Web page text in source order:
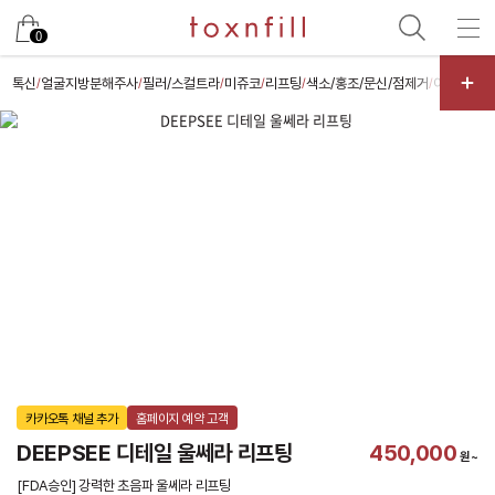
0
톡신/얼굴지방분해주사/필러/스컬트라/미쥬코/리프팅/색소/홍조/문신/점제거/여드름/모
카카오톡 채널 추가 홈페이지 예약 고객
DEEPSEE 디테일 울쎄라 리프팅 450,000 원~
카카
[FDA승인] 강력한 초음파 울쎄라 리프팅